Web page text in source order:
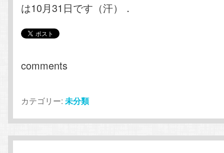
は10月31日です（汗）．
comments
カテゴリー: 未分類